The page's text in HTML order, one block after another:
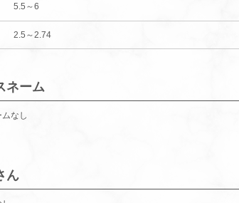
5.5～6
2.5～2.74
ネーム
なし
ん